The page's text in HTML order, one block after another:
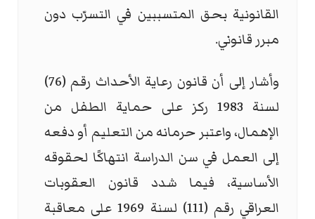
القانونية بحق المتسببين في التسرّب دون
مبرر قانوني.
وأشار إلى أن قانون رعاية الأحداث رقم (76)
لسنة 1983 ركز على حماية الطفل من
الإهمال، واعتبر حرمانه من التعليم أو دفعه
إلى العمل في سن الدراسة انتهاكًا لحقوقه
الأساسية، فيما شدد قانون العقوبات
العراقي رقم (111) لسنة 1969 على معاقبة